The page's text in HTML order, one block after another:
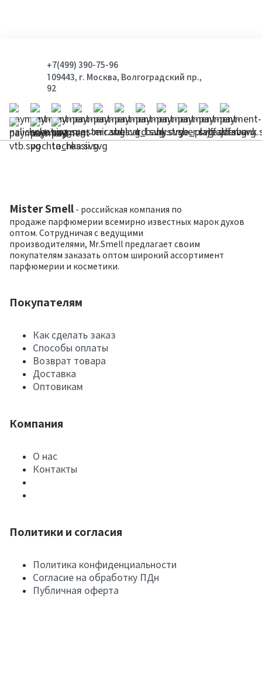
+7(499) 390-75-96
109443, г. Москва, Волгоградский пр.,
92
Mister Smell - российская компания по
продаже парфюмерии всемирно известных марок духов
оптом. Сотрудничая с ведущими
производителями, Mr.Smell предлагает своим
покупателям заказать оптом широкий ассортимент
парфюмерии и косметики.
Покупателям
Как сделать заказ
Способы оплаты
Возврат товара
Доставка
Оптовикам
Компания
О нас
Контакты
Политики и согласия
Политика конфиденциальности
Согласие на обработку ПДн
Публичная оферта